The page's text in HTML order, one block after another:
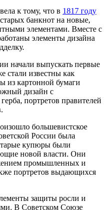
к тому, что в 1817 году
банкнот на новые,
элементами. Вместе с
элементы дизайна
начали выпускать первые
стали известны как
из картонной бумаги
дизайн с
портретов правителей
большевистское
России была
купюры были
новой власти. Они
промышленных и
портретов выдающихся
защиты росли и
В Советском Союзе